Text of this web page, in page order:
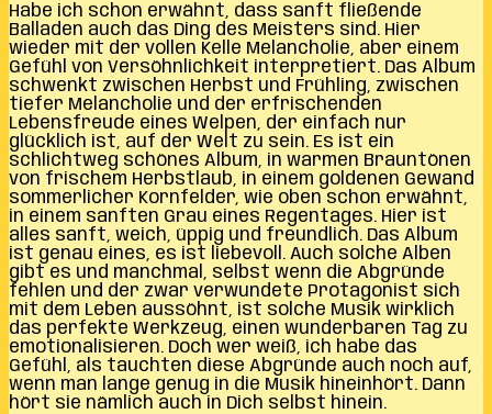
Habe ich schon erwähnt, dass sanft fließende
Balladen auch das Ding des Meisters sind. Hier
wieder mit der vollen Kelle Melancholie, aber einem
Gefühl von Versöhnlichkeit interpretiert. Das Album
schwenkt zwischen Herbst und Frühling, zwischen
tiefer Melancholie und der erfrischenden
Lebensfreude eines Welpen, der einfach nur
glücklich ist, auf der Welt zu sein. Es ist ein
schlichtweg schönes Album, in warmen Brauntönen
von frischem Herbstlaub, in einem goldenen Gewand
sommerlicher Kornfelder, wie oben schon erwähnt,
in einem sanften Grau eines Regentages. Hier ist
alles sanft, weich, üppig und freundlich. Das Album
ist genau eines, es ist liebevoll. Auch solche Alben
gibt es und manchmal, selbst wenn die Abgründe
fehlen und der zwar verwundete Protagonist sich
mit dem Leben aussöhnt, ist solche Musik wirklich
das perfekte Werkzeug, einen wunderbaren Tag zu
emotionalisieren. Doch wer weiß, ich habe das
Gefühl, als tauchten diese Abgründe auch noch auf,
wenn man lange genug in die Musik hineinhört. Dann
hört sie nämlich auch in Dich selbst hinein.